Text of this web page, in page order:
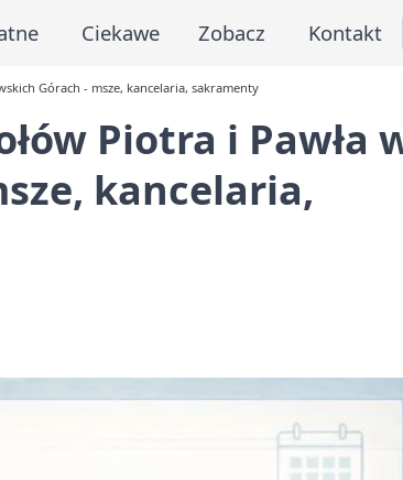
Ciekawe Zobacz Kontakt
Górach - msze, kancelaria, sakramenty
Piotra i Pawła
kancelaria,